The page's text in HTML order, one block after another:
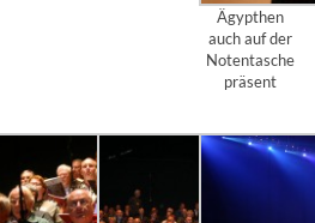
Ägypthen
auch auf der
Notentasche
präsent